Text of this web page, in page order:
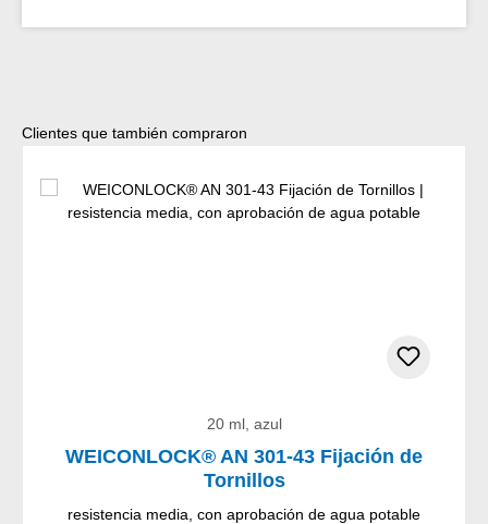
Omitir la galería de productos
Clientes que también compraron
20 ml, azul
WEICONLOCK® AN 301-43 Fijación de
Tornillos
resistencia media, con aprobación de agua potable